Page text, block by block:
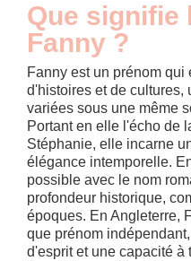
Que signifie
Fanny ?
Fanny est un prénom
d'histoires et de cultures,
variées sous une même
Portant en elle l'écho de
Stéphanie, elle incarne
élégance intemporelle.
possible avec le nom
profondeur historique,
époques. En Angleterre,
que prénom
d'esprit et une capacité à